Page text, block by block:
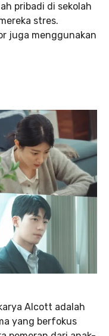
pribadi di sekolah
stres.
juga menggunakan
Alcott adalah
yang berfokus